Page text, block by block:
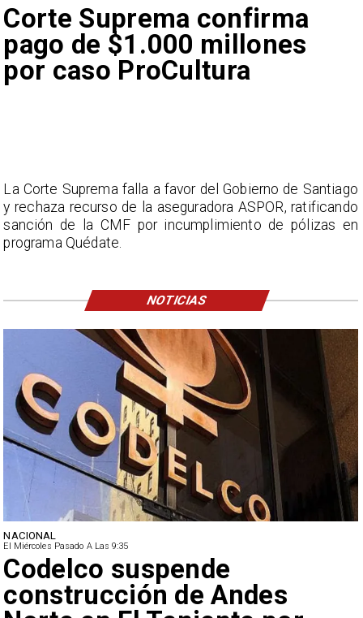
NACIONAL
El Miércoles Pasado A Las 9:35
Lluvias históricas en Chile:
ciudades alcanzan máximos
Corte Suprema confirma
pago de $1.000 millones
por caso ProCultura
La Corte Suprema falla a favor del Gobierno de Santiago
y rechaza recurso de la aseguradora ASPOR, ratificando
sanción de la CMF por incumplimiento de pólizas en
programa Quédate.
NOTICIAS